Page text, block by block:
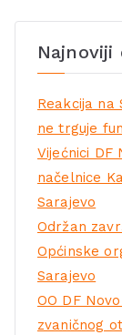
Najnoviji
Reakcija na
ne trguje
Vijećnici DF
načelnice
Sarajevo
Održan
Općinske
Sarajevo
OO DF
zvaničnog